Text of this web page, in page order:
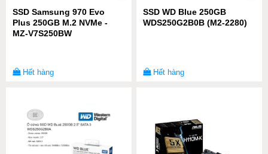
SSD Samsung 970 Evo
Plus 250GB M.2 NVMe -
MZ-V7S250BW
Hết hàng
SSD WD Blue 250GB
WDS250G2B0B (M2-2280)
Hết hàng